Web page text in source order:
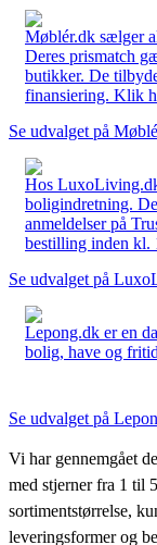
Møblér.dk sælger
Deres prismatch
butikker. De
finansiering. Klik
Se udvalget på
Hos
boligindretning.
anmeldelser på
bestilling inden kl.
Se udvalget på
Lepong.dk er en
bolig, have og
Se udvalget på
Vi har gennemgået
med stjerner fra 1 til
sortimentstørrelse,
leveringsformer og